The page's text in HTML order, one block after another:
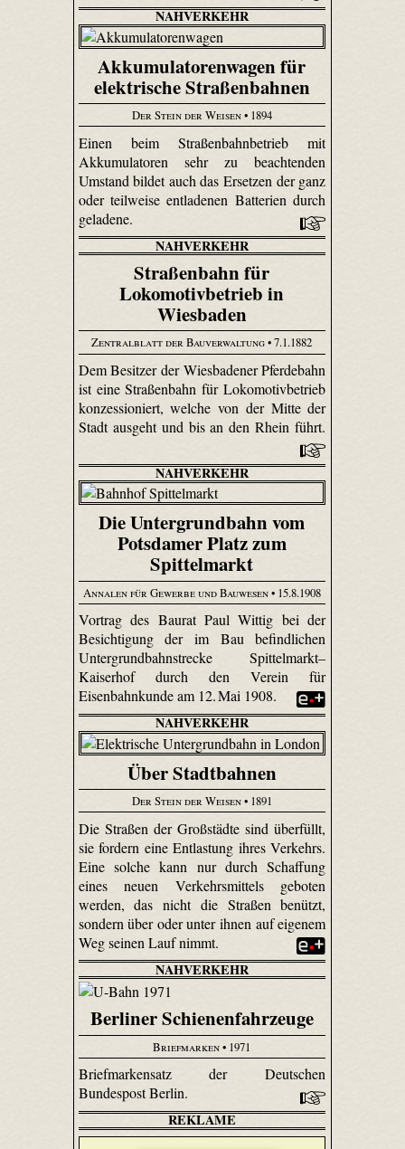
NAHVERKEHR
Akkumulatorenwagen für
elektrische Straßenbahnen
Der Stein der Weisen• 1894
Einen beim Straßenbahnbetrieb mit
Akkumulatoren sehr zu beachtenden
Umstand bildet auch das Ersetzen der ganz
oder teilweise entladenen Batterien durch
geladene.
NAHVERKEHR
Straßenbahn für
Lokomotivbetrieb in
Wiesbaden
Zentralblatt der Bauverwaltung• 7.1.1882
Dem Besitzer der Wiesbadener Pferdebahn
ist eine Straßenbahn für Loko­motiv­betrieb
konzessioniert, welche von der Mitte der
Stadt ausgeht und bis an den Rhein führt.
NAHVERKEHR
Die Untergrundbahn vom
Potsdamer Platz zum
Spittelmarkt
Annalen für Gewerbe und Bauwesen• 15.8.1908
Vortrag des Baurat Paul Wittig bei der
Besichtigung der im Bau befindlichen
Untergrundbahnstrecke Spittelmarkt–
Kaiserhof durch den Verein für
Eisenbahnkunde am 12. Mai 1908.
NAHVERKEHR
Über Stadtbahnen
Der Stein der Weisen• 1891
Die Straßen der Großstädte sind überfüllt,
sie fordern eine Entlastung ihres Verkehrs.
Eine solche kann nur durch Schaffung
eines neuen Verkehrsmittels geboten
werden, das nicht die Straßen benützt,
sondern über oder unter ihnen auf eigenem
Weg seinen Lauf nimmt.
NAHVERKEHR
Berliner Schienenfahrzeuge
Briefmarken• 1971
Briefmarkensatz der Deutschen
Bundespost Berlin.
REKLAME